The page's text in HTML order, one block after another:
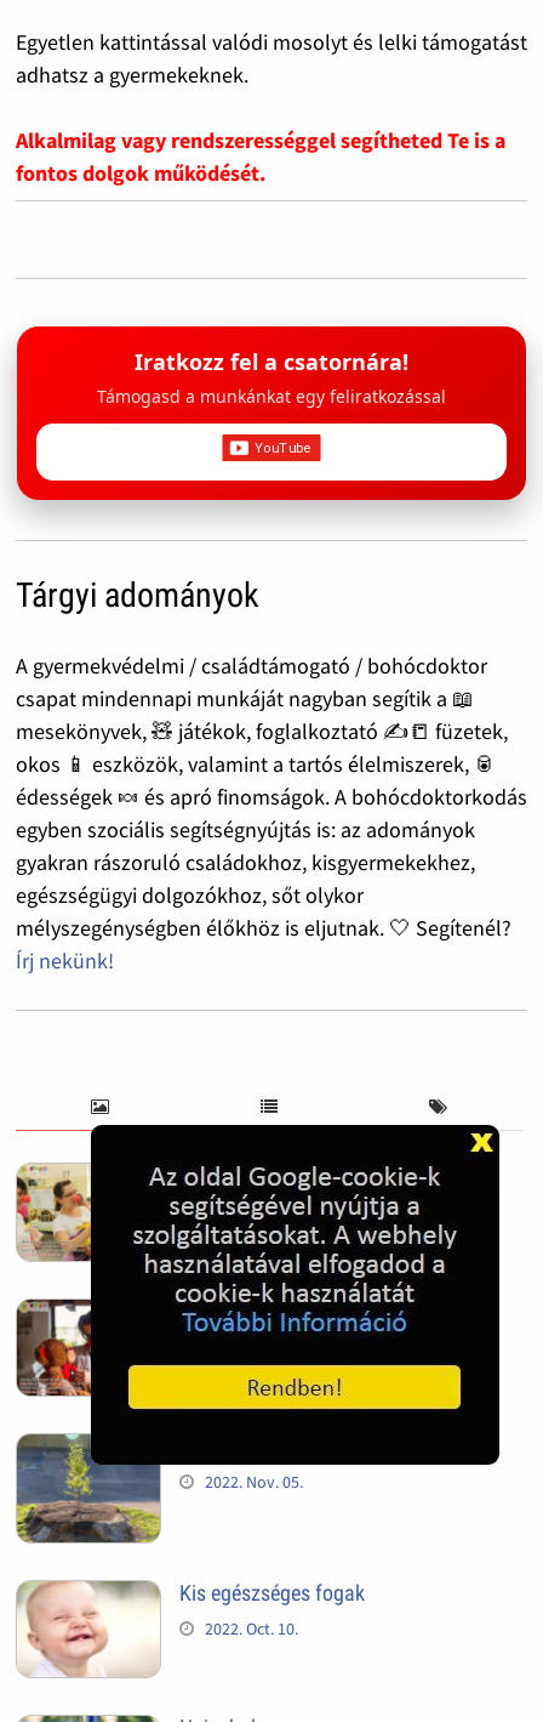
Egyetlen kattintással valódi mosolyt és lelki támogatást
adhatsz a gyermekeknek.
Alkalmilag vagy rendszerességgel segítheted Te is a
fontos dolgok működését.
Iratkozz fel a csatornára!
Támogasd a munkánkat egy feliratkozással
Tárgyi adományok
A gyermekvédelmi / családtámogató / bohócdoktor
csapat mindennapi munkáját nagyban segítik a 📖
mesekönyvek, 🧸 játékok, foglalkoztató ✍️📒 füzetek,
okos 📱 eszközök, valamint a tartós élelmiszerek, 🥫
édességek 🍬 és apró finomságok. A bohócdoktorkodás
egyben szociális segítségnyújtás is: az adományok
gyakran rászoruló családokhoz, kisgyermekekhez,
egészségügyi dolgozókhoz, sőt olykor
mélyszegénységben élőkhöz is eljutnak. 🤍 Segítenél?
Írj nekünk!
Bohócdoktorok egész éves munkáját
segíti az adó egy százalék felajánlás
2024. Feb. 27.
Adó 1% felajánlással adóbevalláskor
segítheted a gyermekmentést
2024. Feb. 27.
2022. Nov. 05.
Kis egészséges fogak
2022. Oct. 10.